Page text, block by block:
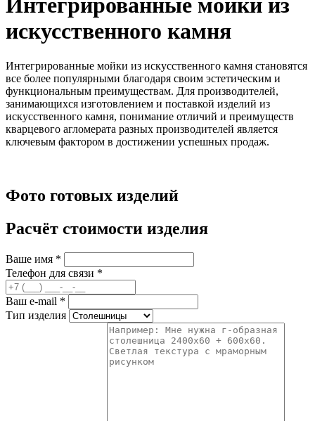
Интегрированные мойки из
искусственного камня
Интегрированные мойки из искусственного камня становятся
все более популярными благодаря своим эстетическим и
функциональным преимуществам. Для производителей,
занимающихся изготовлением и поставкой изделий из
искусственного камня, понимание отличий и преимуществ
кварцевого агломерата разных производителей является
ключевым фактором в достижении успешных продаж.
Фото готовых изделий
Расчёт стоимости изделия
Ваше имя *
Телефон для связи *
Ваш e-mail *
Тип изделия